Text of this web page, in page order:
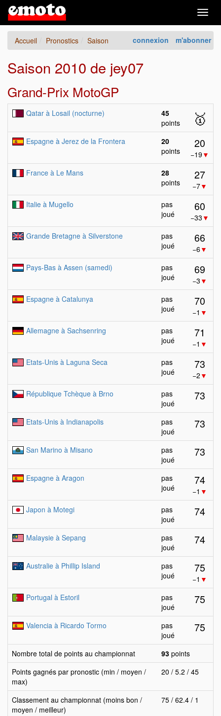
connexion m'abonner
Accueil Pronostics Saison
Saison 2010 de jey07
Grand-Prix MotoGP
Qatar à Losail (nocturne)
45
points
🥇
Espagne à Jerez de la Frontera
20
points
20
−19▼
France à Le Mans
28
points
27
−7▼
Italie à Mugello
pas
joué
60
−33 ▼
Grande Bretagne à Silverstone
pas
joué
66
−6▼
Pays-Bas à Assen (samedi)
pas
joué
69
−3 ▼
Espagne à Catalunya
pas
joué
70
−1 ▼
Allemagne à Sachsenring
pas
joué
71
−1 ▼
Etats-Unis à Laguna Seca
pas
joué
73
−2 ▼
République Tchèque à Brno
pas
joué
73
Etats-Unis à Indianapolis
pas
joué
73
San Marino à Misano
pas
joué
73
Espagne à Aragon
pas
joué
74
−1 ▼
Japon à Motegi
pas
joué
74
Malaysie à Sepang
pas
joué
74
Australie à Phillip Island
pas
joué
75
−1 ▼
Portugal à Estoril
pas
joué
75
Valencia à Ricardo Tormo
pas
joué
75
Nombre total de points au championnat 93 points
Points gagnés par pronostic (min / moyen /
max)
20 / 5.2 / 45
Classement au championnat (moins bon /
moyen / meilleur)
75 / 62.4 / 1